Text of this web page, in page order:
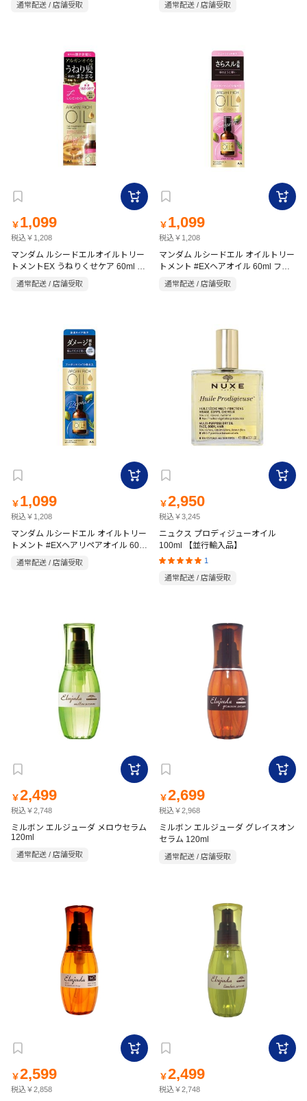
通常配送 / 店舗受取 通常配送 / 店舗受取
￥ 1,099
税込￥1,208
マンダム ルシードエルオイルトリー
トメントEX うねりくせケア 60ml フ
ローラル
通常配送 / 店舗受取
￥ 1,099
税込￥1,208
マンダム ルシードエル オイルトリー
トメント #EXヘアオイル 60ml フロ
ーラル
通常配送 / 店舗受取
￥ 1,099
税込￥1,208
マンダム ルシードエル オイルトリー
トメント #EXヘアリペアオイル 60ml
フローラル
通常配送 / 店舗受取
￥2,950
税込￥3,245
ニュクス プロディジューオイル
100ml 【並行輸入品】
1
通常配送 / 店舗受取
￥2,499
税込￥2,748
ミルボン エルジューダ メロウセラム
120ml
通常配送 / 店舗受取
￥2,699
税込￥2,968
ミルボン エルジューダ グレイスオン
セラム 120ml
通常配送 / 店舗受取
￥2,599
税込￥2,858
￥2,499
税込￥2,748